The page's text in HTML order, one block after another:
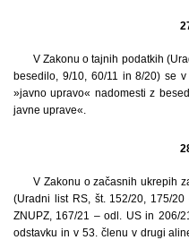
V Zakonu o tajnih podatkih
besedilo, 9/10, 60/11 in 8/20) se
»javno upravo« nadomesti z
javne uprave«.
V Zakonu o začasnih ukrepih
(Uradni list RS, št. 152/20, 175/
ZNUPZ, 167/21 – odl. US in 206/
odstavku in v 53. členu v drugi